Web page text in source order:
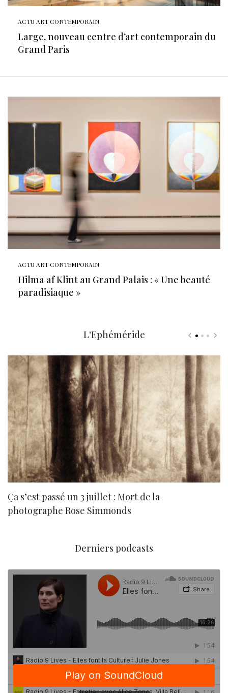
ACTU ART CONTEMPORAIN
Large, nouveau centre d’art contemporain du
Grand Paris
ACTU ART CONTEMPORAIN
Hilma af Klint au Grand Palais : « Une beauté
paradisiaque »
L'Ephéméride
Ça s’est passé un 3 juillet : Mort de la
photographe Rose Simmonds
Derniers podcasts